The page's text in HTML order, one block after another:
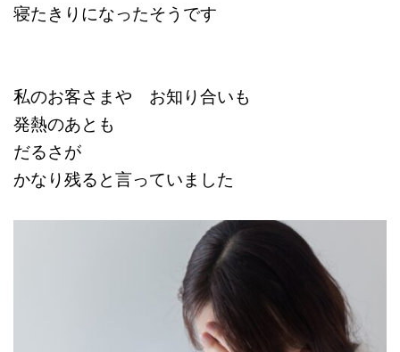
寝たきりになったそうです
私のお客さまや お知り合いも
発熱のあとも
だるさが
かなり残ると言っていました